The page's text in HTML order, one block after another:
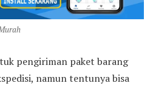
pengiriman paket barang
namun tentunya bisa